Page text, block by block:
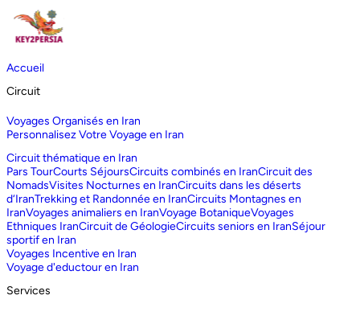
Accueil
Circuit
Voyages Organisés en Iran
Personnalisez Votre Voyage en Iran
Circuit thématique en Iran
Pars TourCourts SéjoursCircuits combinés en IranCircuit des
NomadsVisites Nocturnes en IranCircuits dans les déserts
d‘IranTrekking et Randonnée en IranCircuits Montagnes en
IranVoyages animaliers en IranVoyage BotaniqueVoyages
Ethniques IranCircuit de GéologieCircuits seniors en IranSéjour
sportif en Iran
Voyages Incentive en Iran
Voyage d'eductour en Iran
Services